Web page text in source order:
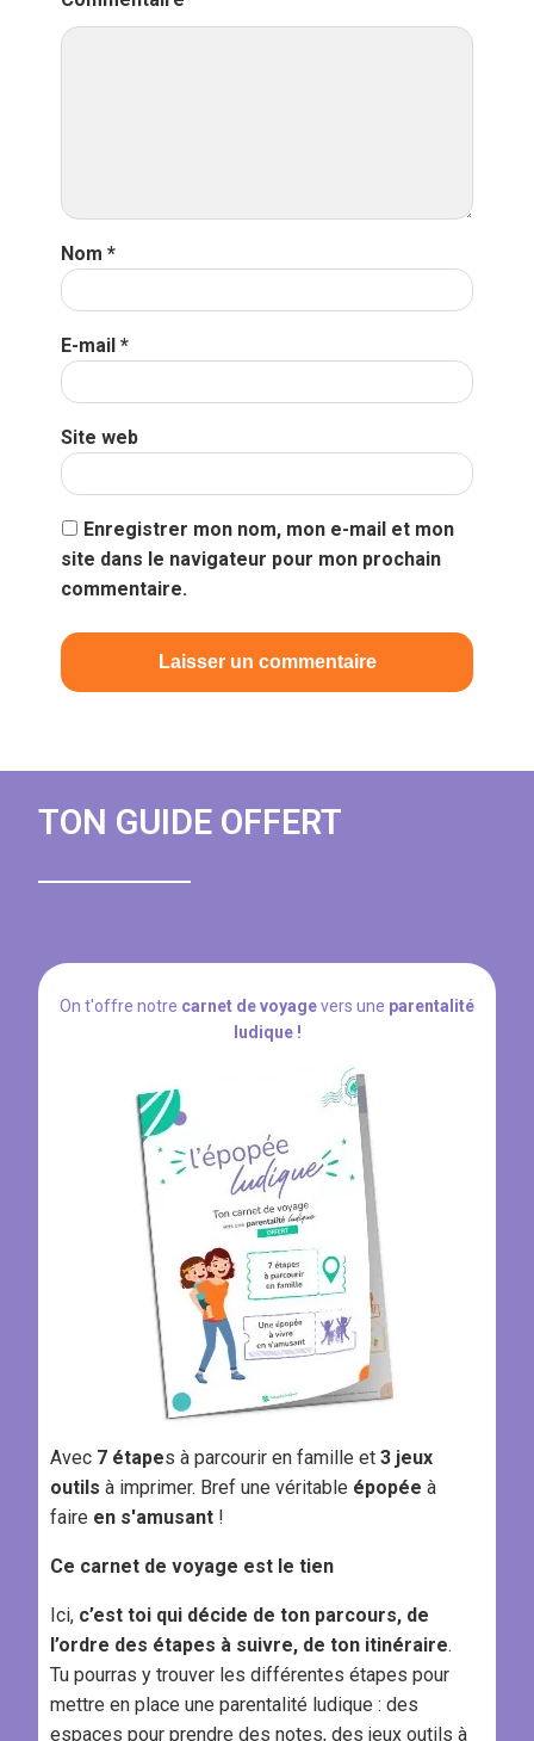
Nom*
E-mail*
Site web
Enregistrer mon nom, mon e-mail et mon
site dans le navigateur pour mon prochain
commentaire.
TON GUIDE OFFERT
On t'offre notre carnet de voyagevers une parentalité
ludique !
Avec 7 étapes à parcourir en famille et 3 jeux
outils à imprimer. Bref une véritable épopée à
faire en s'amusant !
Ce carnet de voyage est le tien
Ici, c’est toi qui décide de ton parcours, de
l’ordre des étapes à suivre, de ton itinéraire.
Tu pourras y trouver les différentes étapes pour
mettre en place une parentalité ludique : des
espaces pour prendre des notes, des jeux outils à